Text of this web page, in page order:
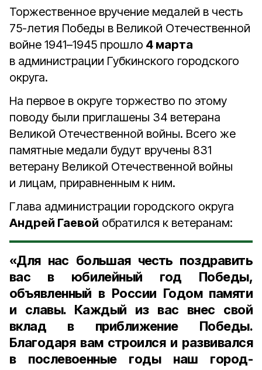
Торжественное вручение медалей в честь
75-летия Победы в Великой Отечественной
войне 1941–1945 прошло 4 марта
в администрации Губкинского городского
округа.
На первое в округе торжество по этому
поводу были приглашены 34 ветерана
Великой Отечественной войны. Всего же
памятные медали будут вручены 831
ветерану Великой Отечественной войны
и лицам, приравненным к ним.
Глава администрации городского округа
Андрей Гаевой обратился к ветеранам:
«Для нас большая честь поздравить
вас в юбилейный год Победы,
объявленный в России Годом памяти
и славы. Каждый из вас внес свой
вклад в приближение Победы.
Благодаря вам строился и развивался
в послевоенные годы наш город-